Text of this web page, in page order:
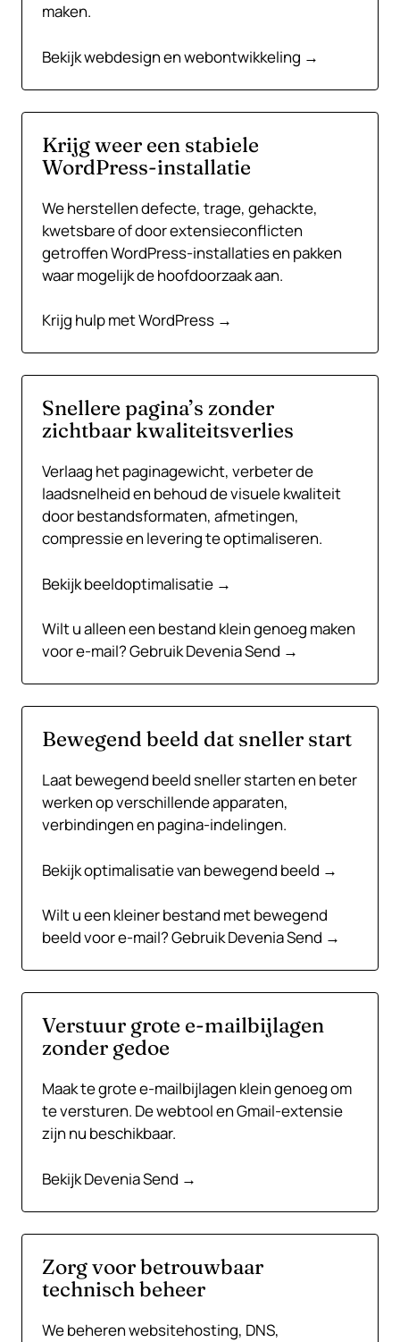
maken.
Bekijk webdesign en webontwikkeling →
Krijg weer een stabiele
WordPress-installatie
We herstellen defecte, trage, gehackte,
kwetsbare of door extensieconflicten
getroffen WordPress-installaties en pakken
waar mogelijk de hoofdoorzaak aan.
Krijg hulp met WordPress →
Snellere pagina’s zonder
zichtbaar kwaliteitsverlies
Verlaag het paginagewicht, verbeter de
laadsnelheid en behoud de visuele kwaliteit
door bestandsformaten, afmetingen,
compressie en levering te optimaliseren.
Bekijk beeldoptimalisatie →
Wilt u alleen een bestand klein genoeg maken
voor e-mail?Gebruik Devenia Send →
Bewegend beeld dat sneller start
Laat bewegend beeld sneller starten en beter
werken op verschillende apparaten,
verbindingen en pagina-indelingen.
Bekijk optimalisatie van bewegend beeld →
Wilt u een kleiner bestand met bewegend
beeld voor e-mail?Gebruik Devenia Send →
Verstuur grote e-mailbijlagen
zonder gedoe
Maak te grote e-mailbijlagen klein genoeg om
te versturen. De webtool en Gmail-extensie
zijn nu beschikbaar.
Bekijk Devenia Send →
Zorg voor betrouwbaar
technisch beheer
We beheren websitehosting, DNS,